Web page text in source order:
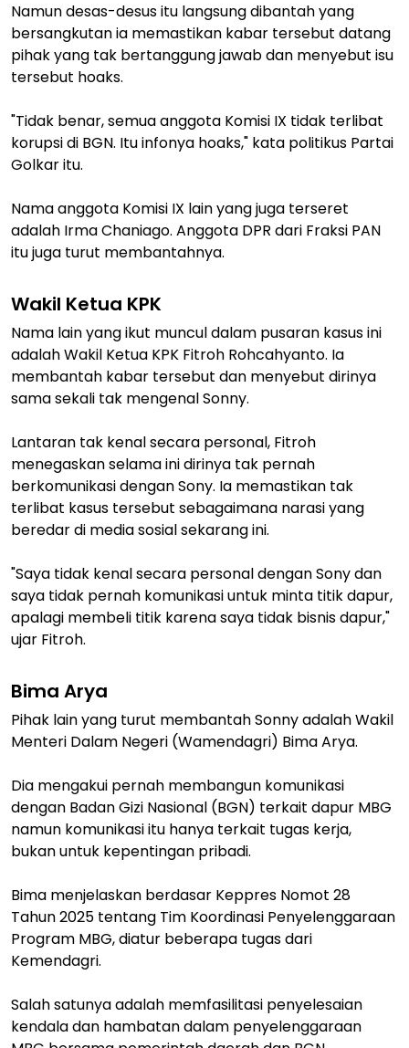
Namun desas-desus itu langsung dibantah yang
bersangkutan ia memastikan kabar tersebut datang
pihak yang tak bertanggung jawab dan menyebut isu
tersebut hoaks.
"Tidak benar, semua anggota Komisi IX tidak terlibat
korupsi di BGN. Itu infonya hoaks," kata politikus Partai
Golkar itu.
Nama anggota Komisi IX lain yang juga terseret
adalah Irma Chaniago. Anggota DPR dari Fraksi PAN
itu juga turut membantahnya.
Wakil Ketua KPK
Nama lain yang ikut muncul dalam pusaran kasus ini
adalah Wakil Ketua KPK Fitroh Rohcahyanto. Ia
membantah kabar tersebut dan menyebut dirinya
sama sekali tak mengenal Sonny.
Lantaran tak kenal secara personal, Fitroh
menegaskan selama ini dirinya tak pernah
berkomunikasi dengan Sony. Ia memastikan tak
terlibat kasus tersebut sebagaimana narasi yang
beredar di media sosial sekarang ini.
"Saya tidak kenal secara personal dengan Sony dan
saya tidak pernah komunikasi untuk minta titik dapur,
apalagi membeli titik karena saya tidak bisnis dapur,"
ujar Fitroh.
Bima Arya
Pihak lain yang turut membantah Sonny adalah Wakil
Menteri Dalam Negeri (Wamendagri) Bima Arya.
Dia mengakui pernah membangun komunikasi
dengan Badan Gizi Nasional (BGN) terkait dapur MBG
namun komunikasi itu hanya terkait tugas kerja,
bukan untuk kepentingan pribadi.
Bima menjelaskan berdasar Keppres Nomot 28
Tahun 2025 tentang Tim Koordinasi Penyelenggaraan
Program MBG, diatur beberapa tugas dari
Kemendagri.
Salah satunya adalah memfasilitasi penyelesaian
kendala dan hambatan dalam penyelenggaraan